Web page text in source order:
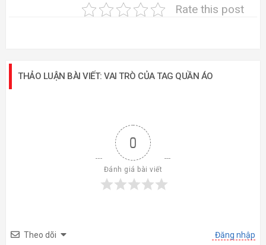
Rate this post
THẢO LUẬN BÀI VIẾT: VAI TRÒ CỦA TAG QUẦN ÁO
0
Đánh giá bài viết
Theo dõi Đăng nhập